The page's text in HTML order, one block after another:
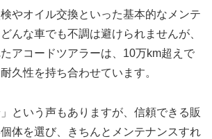
やオイル交換といった基本的なメンテ
んな車でも不調は避けられませんが、
アコードツアラーは、10万km超えで
久性を持ち合わせています。
」という声もありますが、信頼できる販
体を選び、きちんとメンテナンスすれ